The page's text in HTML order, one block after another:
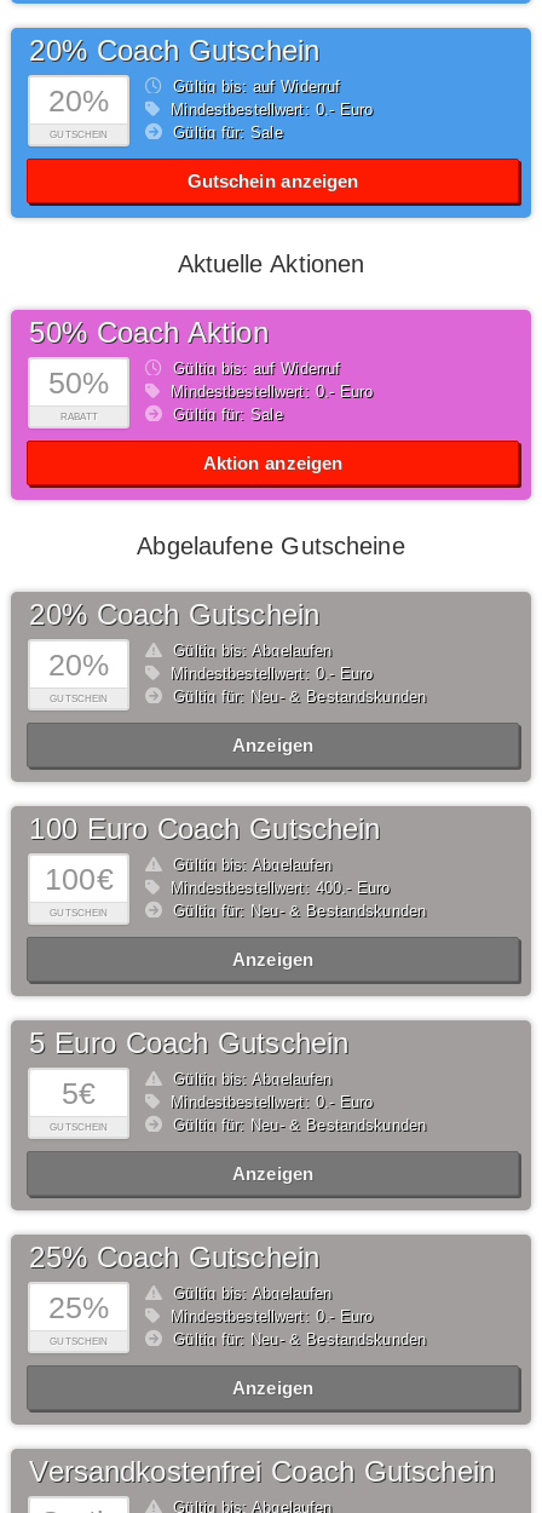
20%
GUTSCHEIN
20% Coach Gutschein
Gültig bis: auf Widerruf
Mindestbestellwert: 0,- Euro
Gültig für: Sale
Gutschein anzeigen
Aktuelle Aktionen
50%
RABATT
50% Coach Aktion
Gültig bis: auf Widerruf
Mindestbestellwert: 0,- Euro
Gültig für: Sale
Aktion anzeigen
Abgelaufene Gutscheine
20%
GUTSCHEIN
20% Coach Gutschein
Gültig bis: Abgelaufen
Mindestbestellwert: 0,- Euro
Gültig für: Neu- & Bestandskunden
Anzeigen
100€
GUTSCHEIN
100 Euro Coach Gutschein
Gültig bis: Abgelaufen
Mindestbestellwert: 400,- Euro
Gültig für: Neu- & Bestandskunden
Anzeigen
5€
GUTSCHEIN
5 Euro Coach Gutschein
Gültig bis: Abgelaufen
Mindestbestellwert: 0,- Euro
Gültig für: Neu- & Bestandskunden
Anzeigen
25%
GUTSCHEIN
25% Coach Gutschein
Gültig bis: Abgelaufen
Mindestbestellwert: 0,- Euro
Gültig für: Neu- & Bestandskunden
Anzeigen
Versandkostenfrei Coach Gutschein
Gültig bis: Abgelaufen